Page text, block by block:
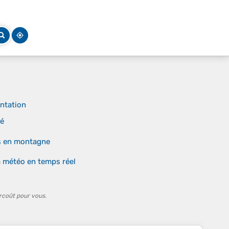
montagne
en temps réel
pour vous.